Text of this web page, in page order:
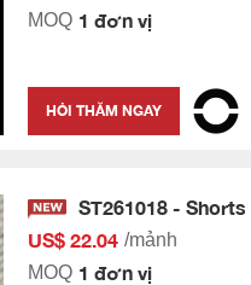
MOQ 1 đơn vị
HỎI THĂM NGAY
ST261018 - Shorts
US$ 22.04 /mảnh
MOQ 1 đơn vị